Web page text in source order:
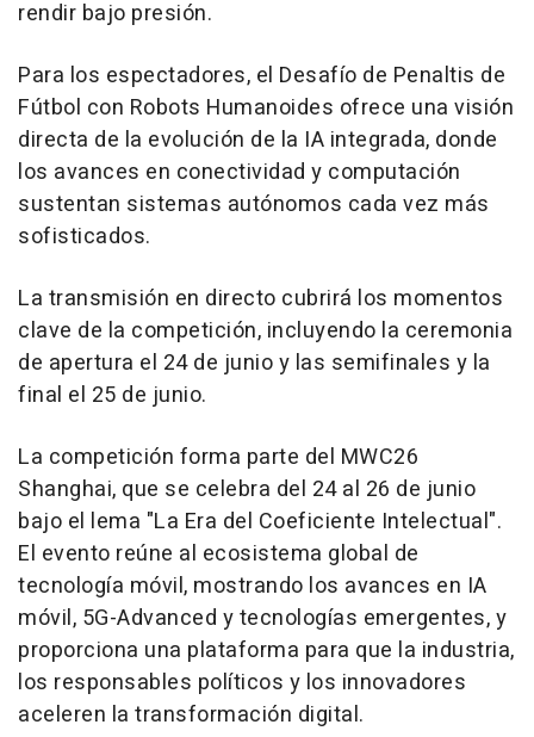
rendir bajo presión.
Para los espectadores, el Desafío de Penaltis de
Fútbol con Robots Humanoides ofrece una visión
directa de la evolución de la IA integrada, donde
los avances en conectividad y computación
sustentan sistemas autónomos cada vez más
sofisticados.
La transmisión en directo cubrirá los momentos
clave de la competición, incluyendo la ceremonia
de apertura el 24 de junio y las semifinales y la
final el 25 de junio.
La competición forma parte del MWC26
Shanghai, que se celebra del 24 al 26 de junio
bajo el lema "La Era del Coeficiente Intelectual".
El evento reúne al ecosistema global de
tecnología móvil, mostrando los avances en IA
móvil, 5G-Advanced y tecnologías emergentes, y
proporciona una plataforma para que la industria,
los responsables políticos y los innovadores
aceleren la transformación digital.